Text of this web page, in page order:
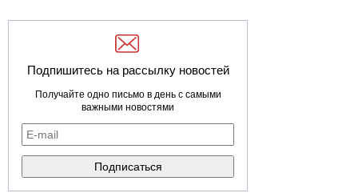
Подпишитесь на рассылку новостей
Получайте одно письмо в день с самыми
важными новостями